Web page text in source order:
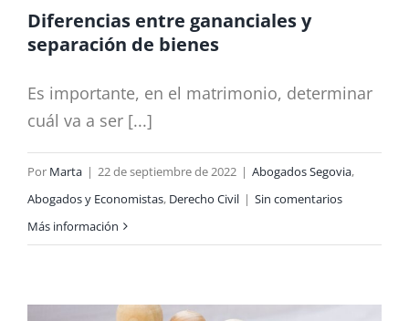
Diferencias entre gananciales y
separación de bienes
Es importante, en el matrimonio, determinar
cuál va a ser [...]
Por Marta | 22 de septiembre de 2022 | Abogados Segovia,
Abogados y Economistas, Derecho Civil | Sin comentarios
Más información